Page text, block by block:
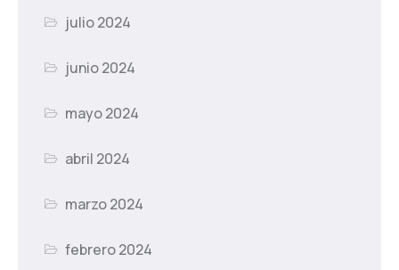
julio 2024
junio 2024
mayo 2024
abril 2024
marzo 2024
febrero 2024